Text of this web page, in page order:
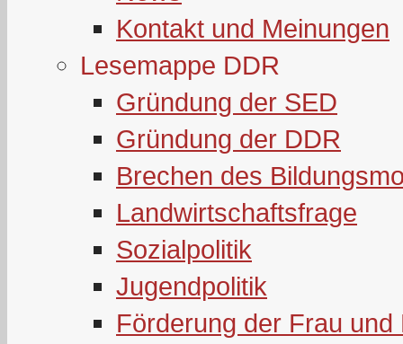
Kontakt und Meinungen
Lesemappe DDR
Gründung der SED
Gründung der DDR
Brechen des
Landwirtschaftsfrage
Sozialpolitik
Jugendpolitik
Förderung der Frau und